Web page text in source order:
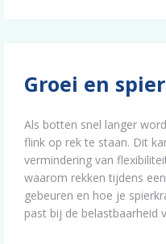
Groei en
Als botten snel langer
flink op rek te staan. Dit
vermindering van
waarom rekken tijdens
gebeuren en hoe je
past bij de belastbaarheid